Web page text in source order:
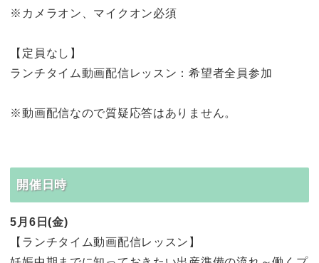
※カメラオン、マイクオン必須
【定員なし】
ランチタイム動画配信レッスン：希望者全員参加
※動画配信なので質疑応答はありません。
開催日時
5月6日(金)
【ランチタイム動画配信レッスン】